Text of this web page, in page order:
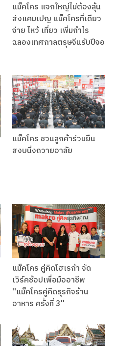
แม็คโคร แจกใหญ่ไม่ต้องลุ้น
ส่งแคมเปญ แม็คโครที่เดียว
จ่าย ไหว้ เที่ยว เพิ่มกำไร
ฉลองเทศกาลตรุษจีนรับปีจอ
แม็คโคร ชวนลูกค้าร่วมยืน
สงบนิ่งถวายอาลัย
แม็คโคร คู่คิดโฮเรก้า จัด
เวิร์คช้อปเพื่อมืออาชีพ
''แม็คโครคู่คิดธุรกิจร้าน
อาหาร ครั้งที่ 3''